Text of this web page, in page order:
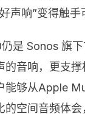
声响”变得触手
是 Sonos 旗
的音响，更支撑
能够从Apple
的空间音频体会